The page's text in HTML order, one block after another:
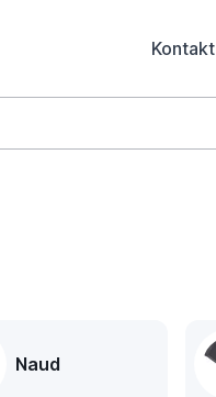
Kontakt
Naud